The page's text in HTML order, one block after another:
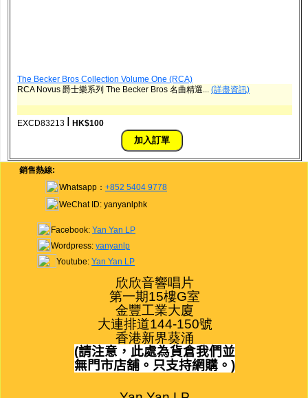
The Becker Bros Collection Volume One (RCA)
RCA Novus 爵士樂系列 The Becker Bros 名曲精選... (詳盡資訊)
EXCD83213 HK$100
銷售熱線:
Whatsapp： +852 5404 9778
WeChat ID: yanyanlphk
Facebook: Yan Yan LP
Wordpress: yanyanlp
Youtube: Yan Yan LP
欣欣音響唱片
第一期15樓G室
金豐工業大廈
大連排道144-150號
香港新界葵涌
(請注意，此處為貨倉我們並
無門市店舖。只支持網購。 )